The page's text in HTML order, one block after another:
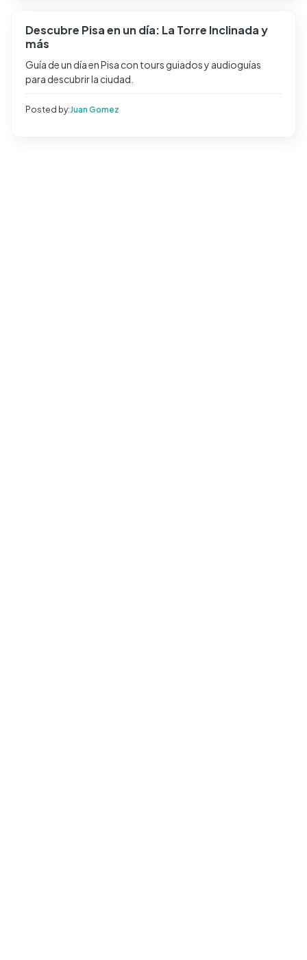
Descubre Pisa en un día: La Torre Inclinada y
más
Guía de un día en Pisa con tours guiados y audioguías
para descubrir la ciudad.
Posted by:Juan Gomez